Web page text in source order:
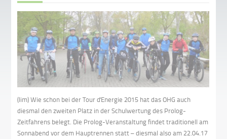
(lim) Wie schon bei der Tour d'Energie 2015 hat das OHG auch
diesmal den zweiten Platz in der Schulwertung des Prolog-
Zeitfahrens belegt. Die Prolog-Veranstaltung findet traditionell am
Sonnabend vor dem Hauptrennen statt – diesmal also am 22.04.17